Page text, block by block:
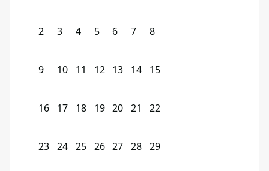
2 3 4 5 6 7 8
9 10 11 12 13 14 15
16 17 18 19 20 21 22
23 24 25 26 27 28 29